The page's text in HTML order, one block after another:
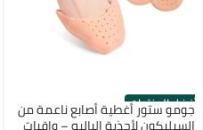
أفضل المنتجات
جومو ستور أغطية أصابع ناعمة من